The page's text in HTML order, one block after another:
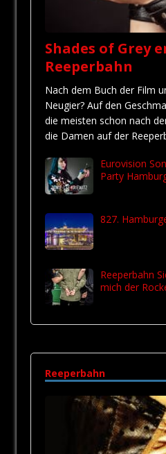
Shades of Grey
Reeperbahn
Nach dem Buch der Film
Neugier? Auf den
die meisten schon nach
die Damen auf der
Eurovision
Party
827.
Reeperbahn
mich der
Reeperbahn